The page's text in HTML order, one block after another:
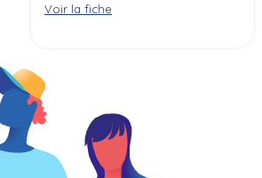
professionnelle des personnes.
Voir la fiche